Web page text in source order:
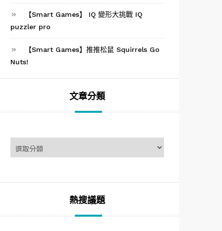
【Smart Games】 IQ 變形大挑戰 IQ
puzzler pro
【Smart Games】推推松鼠 Squirrels Go
Nuts!
文章分類
章
分
熱搜議題